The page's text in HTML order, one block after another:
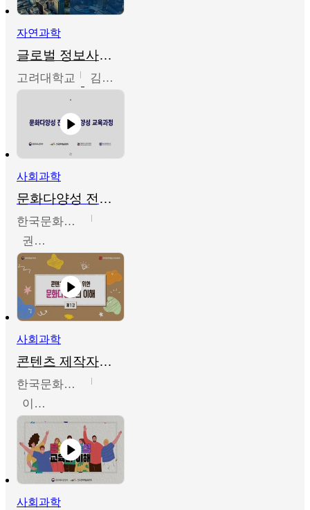
자연과학
글로벌 정보사회와 통계의 창의적 기능
고려대학교 김희영
사회과학
문화다양성 전문인력 양성 기본과정 - 문화다양성의 이해
한국문화예술교육진흥원
권숙인 외 8명
사회과학
콘텐츠 제작자를 위한 문화다양성의 이해
한국문화예술교육진흥원
이성민
사회과학